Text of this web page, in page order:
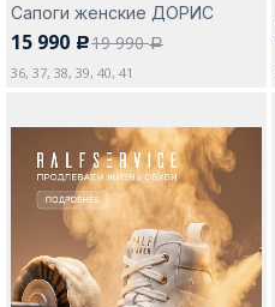
Сапоги женские ДОРИС
15 990 c19 990a
36, 37, 38, 39, 40, 41